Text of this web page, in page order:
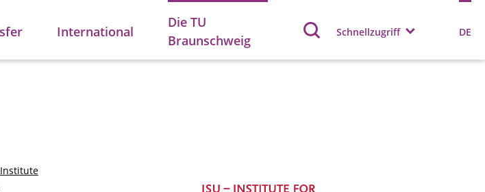
International
Die TU
Braunschweig
Schnellzugriff DE
Institute